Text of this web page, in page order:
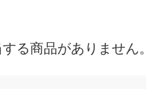
る商品がありません。